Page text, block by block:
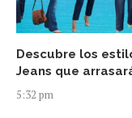
Descubre los
Jeans que
5:32 pm